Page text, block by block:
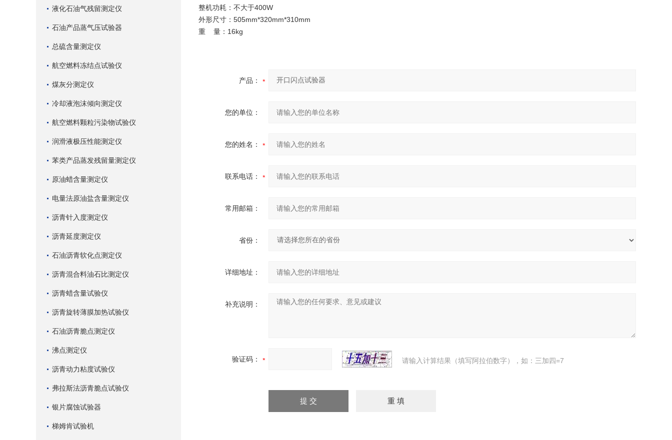
液化石油气残留测定仪
石油产品蒸气压试验器
总硫含量测定仪
航空燃料冻结点试验仪
煤灰分测定仪
冷却液泡沫倾向测定仪
航空燃料颗粒污染物试验仪
润滑液极压性能测定仪
苯类产品蒸发残留量测定仪
原油蜡含量测定仪
电量法原油盐含量测定仪
沥青针入度测定仪
沥青延度测定仪
石油沥青软化点测定仪
沥青混合料油石比测定仪
沥青蜡含量试验仪
沥青旋转薄膜加热试验仪
石油沥青脆点测定仪
沸点测定仪
沥青动力粘度试验仪
弗拉斯法沥青脆点试验仪
银片腐蚀试验器
梯姆肯试验机
整机功耗：不大于400W
外形尺寸：505mm*320mm*310mm
重 量：16kg
产品：
您的单位：
您的姓名：
联系电话：
常用邮箱：
省份：
详细地址：
补充说明：
验证码： 请输入计算结果（填写阿拉伯数字），如：三加四=7